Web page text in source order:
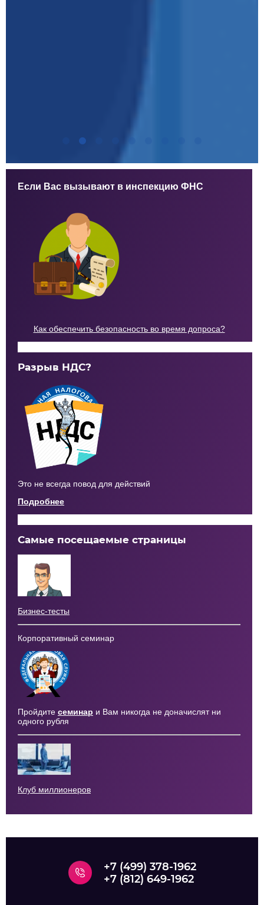
Если Вас вызывают в инспекцию ФНС
Как обеспечить безопасность во время допроса?
Разрыв НДС?
Это не всегда повод для действий
Подробнее
Самые посещаемые страницы
Бизнес-тесты
Корпоративный семинар
Пройдите семинар и Вам никогда не доначислят ни
одного рубля
Клуб миллионеров
+7 (499) 378-1962
+7 (812) 649-1962